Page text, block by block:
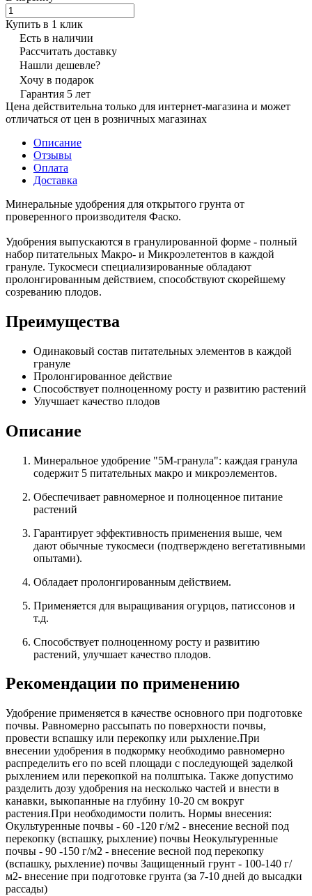
Купить в 1 клик
Есть в наличии
Рассчитать доставку
Нашли дешевле?
Хочу в подарок
Гарантия 5 лет
Цена действительна только для интернет-магазина и может
отличаться от цен в розничных магазинах
Описание
Отзывы
Оплата
Доставка
Минеральные удобрения для открытого грунта от
проверенного производителя Фаско.
Удобрения выпускаются в гранулированной форме - полный
набор питательных Макро- и Микроэлетентов в каждой
грануле. Тукосмеси специализированные обладают
пролонгированным действием, способствуют скорейшему
созреванию плодов.
Преимущества
Одинаковый состав питательных элементов в каждой
грануле
Пролонгированное действие
Способствует полноценному росту и развитию растений
Улучшает качество плодов
Описание
Минеральное удобрение "5М-гранула": каждая гранула
содержит 5 питательных макро и микроэлементов.
Обеспечивает равномерное и полноценное питание
растений
Гарантирует эффективность применения выше, чем
дают обычные тукосмеси (подтверждено вегетативными
опытами).
Обладает пролонгированным действием.
Применяется для выращивания огурцов, патиссонов и
т.д.
Способствует полноценному росту и развитию
растений, улучшает качество плодов.
Рекомендации по применению
Удобрение применяется в качестве основного при подготовке
почвы. Равномерно рассыпать по поверхности почвы,
провести вспашку или перекопку или рыхление.При
внесении удобрения в подкормку необходимо равномерно
распределить его по всей площади с последующей заделкой
рыхлением или перекопкой на полштыка. Также допустимо
разделить дозу удобрения на несколько частей и внести в
канавки, выкопанные на глубину 10-20 см вокруг
растения.При необходимости полить. Нормы внесения:
Окультуренные почвы - 60 -120 г/м2 - внесение весной под
перекопку (вспашку, рыхление) почвы Неокультуренные
почвы - 90 -150 г/м2 - внесение весной под перекопку
(вспашку, рыхление) почвы Защищенный грунт - 100-140 г/
м2- внесение при подготовке грунта (за 7-10 дней до высадки
рассады)